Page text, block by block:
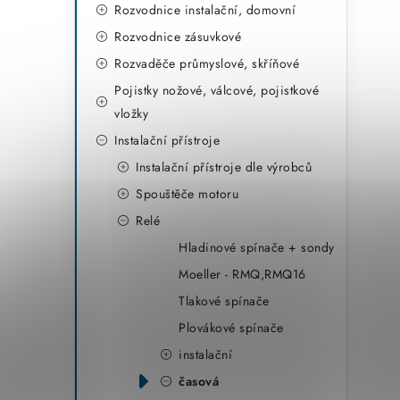
Rozvodnice instalační, domovní
Rozvodnice zásuvkové
Rozvaděče průmyslové, skříňové
Pojistky nožové, válcové, pojistkové
vložky
Instalační přístroje
Instalační přístroje dle výrobců
Spouštěče motoru
Relé
Hladinové spínače + sondy
Moeller - RMQ,RMQ16
Tlakové spínače
Plovákové spínače
instalační
časová